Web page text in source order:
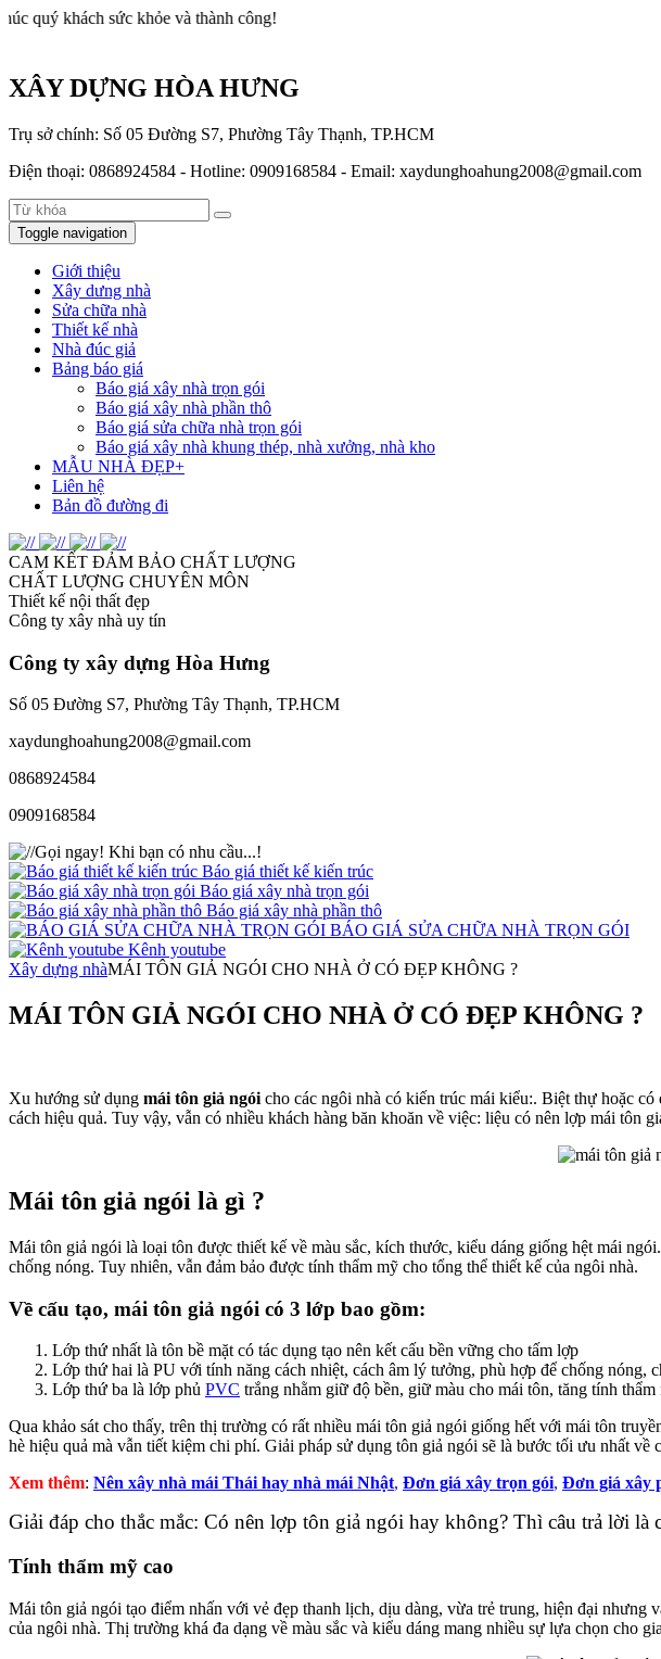
sức khỏe và thành công!
XÂY DỰNG HÒA HƯNG
Trụ sở chính: Số 05 Đường S7, Phường Tây Thạnh, TP.HCM
Điện thoại: 0868924584 - Hotline: 0909168584 - Email: xaydunghoahung2008@gmail.com
Toggle navigation
Giới thiệu
Xây dưng nhà
Sửa chữa nhà
Thiết kế nhà
Nhà đúc giả
Bảng báo giá
Báo giá xây nhà trọn gói
Báo giá xây nhà phần thô
Báo giá sửa chữa nhà trọn gói
Báo giá xây nhà khung thép, nhà xưởng, nhà kho
MẪU NHÀ ĐẸP+
Liên hệ
Bản đồ đường đi
CAM KẾT ĐẢM BẢO CHẤT LƯỢNG
CHẤT LƯỢNG CHUYÊN MÔN
Thiết kế nội thất đẹp
Công ty xây nhà uy tín
Công ty xây dựng Hòa Hưng
Số 05 Đường S7, Phường Tây Thạnh, TP.HCM
xaydunghoahung2008@gmail.com
0868924584
0909168584
Gọi ngay! Khi bạn có nhu cầu...!
Báo giá thiết kế kiến trúc
Báo giá xây nhà trọn gói
Báo giá xây nhà phần thô
BÁO GIÁ SỬA CHỮA NHÀ TRỌN GÓI
Kênh youtube
Xây dựng nhàMÁI TÔN GIẢ NGÓI CHO NHÀ Ở CÓ ĐẸP KHÔNG ?
MÁI TÔN GIẢ NGÓI CHO NHÀ Ở CÓ ĐẸP KHÔNG ?
Xu hướng sử dụng mái tôn giả ngói cho các ngôi nhà có kiến trúc mái kiểu:. Biệt thự hoặc
cách hiệu quả. Tuy vậy, vẫn có nhiều khách hàng băn khoăn về việc: liệu có nên lợp mái tôn
Mái tôn giả ngói là gì ?
Mái tôn giả ngói là loại tôn được thiết kế về màu sắc, kích thước, kiểu dáng giống hệt mái
chống nóng. Tuy nhiên, vẫn đảm bảo được tính thẩm mỹ cho tổng thể thiết kế của ngôi nhà.
Về cấu tạo, mái tôn giả ngói có 3 lớp bao gồm:
Lớp thứ nhất là tôn bề mặt có tác dụng tạo nên kết cấu bền vững cho tấm lợp
Lớp thứ hai là PU với tính năng cách nhiệt, cách âm lý tưởng, phù hợp để chống nóng,
Lớp thứ ba là lớp phủ PVC trắng nhằm giữ độ bền, giữ màu cho mái tôn, tăng tính thẩm
Qua khảo sát cho thấy, trên thị trường có rất nhiều mái tôn giả ngói giống hết với mái tôn
hè hiệu quả mà vẫn tiết kiệm chi phí. Giải pháp sử dụng tôn giả ngói sẽ là bước tối ưu nhất về
Xem thêm: Nên xây nhà mái Thái hay nhà mái Nhật, Đơn giá xây trọn gói, Đơn giá xây
Giải đáp cho thắc mắc: Có nên lợp tôn giả ngói hay không? Thì câu trả lời
Tính thẩm mỹ cao
Mái tôn giả ngói tạo điểm nhấn với vẻ đẹp thanh lịch, dịu dàng, vừa trẻ trung, hiện đại
của ngôi nhà. Thị trường khá đa dạng về màu sắc và kiểu dáng mang nhiều sự lựa chọn cho